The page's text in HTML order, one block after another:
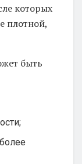
которых
плотной,
быть